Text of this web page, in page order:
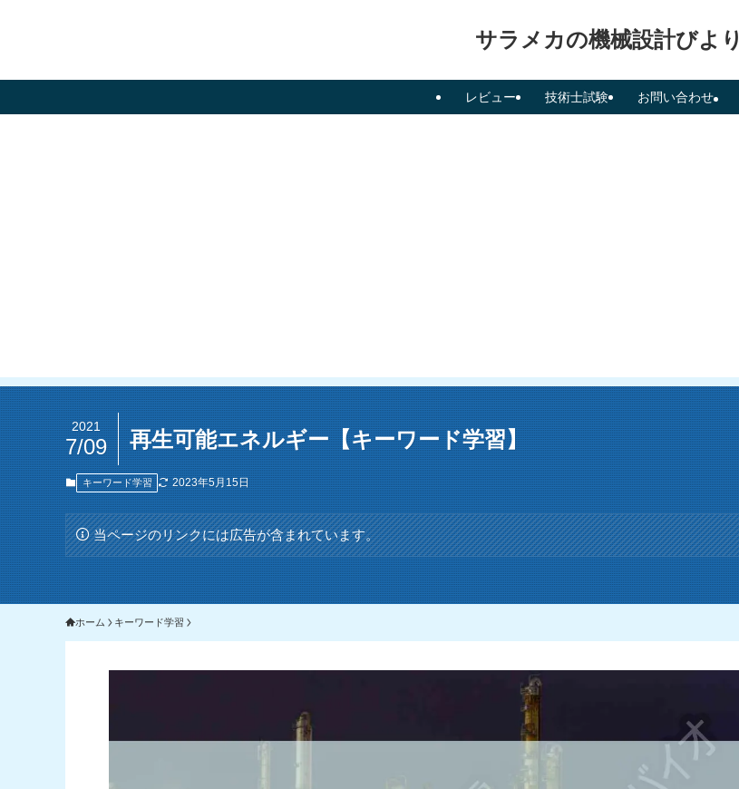
サラメカの機械設計びより
レビュー 技術士試験 お問い合わせ
再生可能エネルギー【キーワード学習】
2021
7/09
キーワード学習 2023年5月15日
当ページのリンクには広告が含まれています。
ホーム キーワード学習